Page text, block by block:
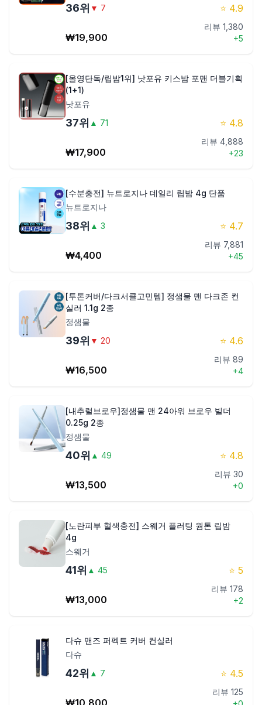
36위 ▼ 7 ⭐ 4.9
₩19,900
리뷰 1,380
+5
[올영단독/립밤1위] 낫포유 키스밤 포맨 더블기획
(1+1)
낫포유
37위 ▲ 71 ⭐ 4.8
₩17,900
리뷰 4,888
+23
[수분충전] 뉴트로지나 데일리 립밤 4g 단품
뉴트로지나
38위 ▲ 3 ⭐ 4.7
₩4,400
리뷰 7,881
+45
[투톤커버/다크서클고민템] 정샘물 맨 다크존 컨
실러 1.1g 2종
정샘물
39위 ▼ 20 ⭐ 4.6
₩16,500
리뷰 89
+4
[내추럴브로우]정샘물 맨 24아워 브로우 빌더
0.25g 2종
정샘물
40위 ▲ 49 ⭐ 4.8
₩13,500
리뷰 30
+0
[노란피부 혈색충전] 스웨거 플러팅 웜톤 립밤
4g
스웨거
41위 ▲ 45 ⭐ 5
₩13,000
리뷰 178
+2
다슈 맨즈 퍼펙트 커버 컨실러
다슈
42위 ▲ 7 ⭐ 4.5
₩10,800
리뷰 125